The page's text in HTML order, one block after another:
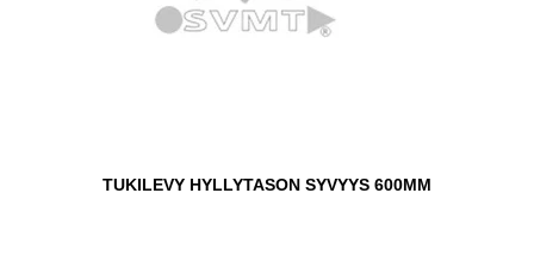
TUKILEVY HYLLYTASON SYVYYS 600MM